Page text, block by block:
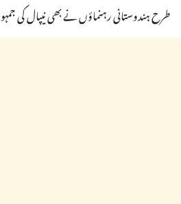
طرح ہندوستانی رہنماؤں نے بھی نیپال کی